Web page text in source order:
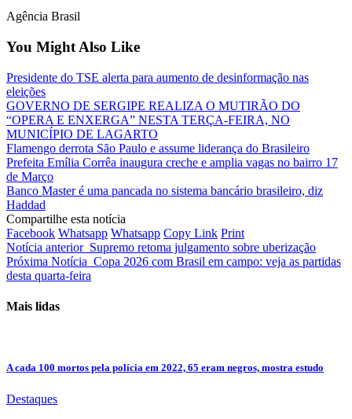
Agência Brasil
You Might Also Like
Presidente do TSE alerta para aumento de desinformação nas
eleições
GOVERNO DE SERGIPE REALIZA O MUTIRÃO DO
“OPERA E ENXERGA” NESTA TERÇA-FEIRA, NO
MUNICÍPIO DE LAGARTO
Flamengo derrota São Paulo e assume liderança do Brasileiro
Prefeita Emília Corrêa inaugura creche e amplia vagas no bairro 17
de Março
Banco Master é uma pancada no sistema bancário brasileiro, diz
Haddad
Compartilhe esta notícia
Facebook Whatsapp Whatsapp Copy Link Print
Notícia anterior Supremo retoma julgamento sobre uberização
Próxima Notícia Copa 2026 com Brasil em campo: veja as partidas
desta quarta-feira
Mais lidas
A cada 100 mortos pela polícia em 2022, 65 eram negros, mostra estudo
Destaques